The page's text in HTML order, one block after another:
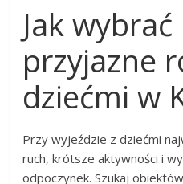
Jak
przyjazne
dziećmi w
Przy wyjeździe z dziećmi
ruch, krótsze aktywności i
odpoczynek. Szukaj